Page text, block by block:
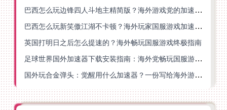
巴西怎么玩边锋四人斗地主精简版？海外游戏党的加速器终极选择
巴西怎么玩新笑傲江湖不卡顿？海外玩家国服游戏加速终极指南（附猫和老鼠一梦江湖实测）
英国打明日之后怎么提速的？海外畅玩国服游戏终极指南
足球世界国外加速器下载安装指南：海外党畅玩国服游戏的终极解决方案
国外玩合金弹头：觉醒用什么加速器？一份写给海外游子的畅玩指南